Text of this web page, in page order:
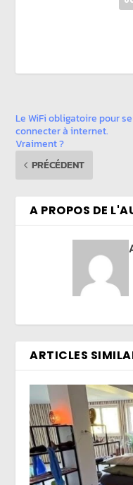
Le WiFi obligatoire pour se
connecter à internet.
Vraiment ?
PRÉCÉDENT
A PROPOS DE
ARTICLES